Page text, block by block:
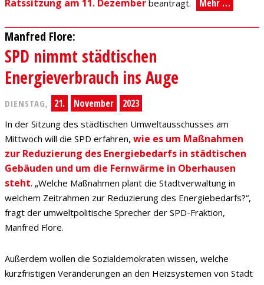
Ratssitzung am 11. Dezember beantragt. Mehr …
Manfred Flore:
SPD nimmt städtischen
Energieverbrauch ins Auge
DIENSTAG, 21. November 2023
In der Sitzung des städtischen Umweltausschusses am
Mittwoch will die SPD erfahren, wie es um Maßnahmen
zur Reduzierung des Energiebedarfs in städtischen
Gebäuden und um die Fernwärme in Oberhausen
steht. „Welche Maßnahmen plant die Stadtverwaltung in
welchem Zeitrahmen zur Reduzierung des Energiebedarfs?“,
fragt der umweltpolitische Sprecher der SPD-Fraktion,
Manfred Flore.
Außerdem wollen die Sozialdemokraten wissen, welche
kurzfristigen Veränderungen an den Heizsystemen von Stadt